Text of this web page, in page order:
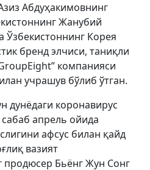
Абдуҳакимовнинг
Жанубий
Ўзбекистоннинг Корея
бренд элчиси, таниқли
компанияси
учрашув бўлиб ўтган.
дунёдаги коронавирус
апрель ойида
афсус билан қайд
вазият
продюсер Бьёнг Жун Сонг